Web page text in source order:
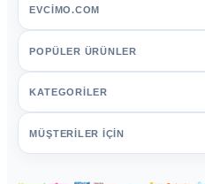
EVCIMO.COM
POPÜLER ÜRÜNLER
KATEGORİLER
MÜŞTERİLER İÇİN